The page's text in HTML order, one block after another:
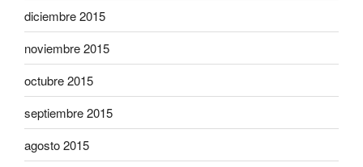
diciembre 2015
noviembre 2015
octubre 2015
septiembre 2015
agosto 2015